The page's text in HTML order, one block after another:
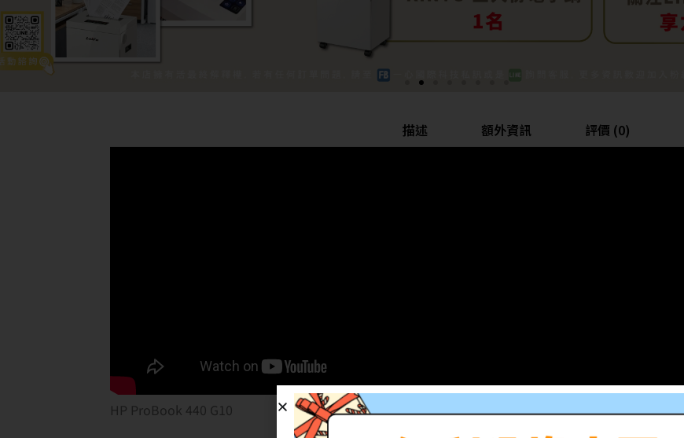
描述 額外資訊 評價 (0)
HP ProBook 440 G10